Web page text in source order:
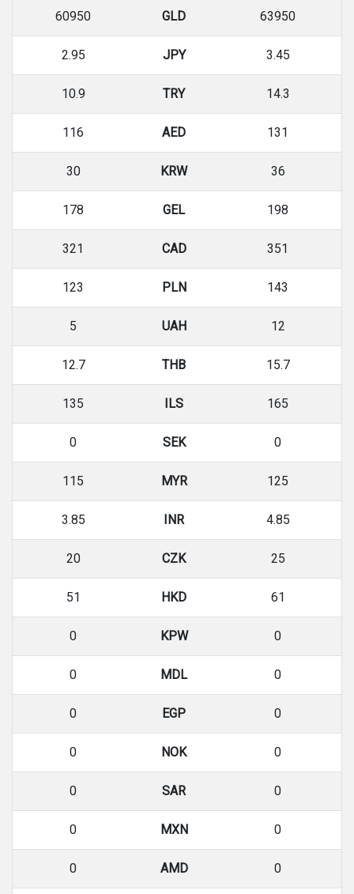
60950 GLD 63950
2.95 JPY 3.45
10.9 TRY 14.3
116 AED 131
30 KRW 36
178 GEL 198
321 CAD 351
123 PLN 143
5 UAH 12
12.7 THB 15.7
135 ILS 165
0 SEK 0
115 MYR 125
3.85 INR 4.85
20 CZK 25
51 HKD 61
0 KPW 0
0 MDL 0
0 EGP 0
0 NOK 0
0 SAR 0
0 MXN 0
0 AMD 0